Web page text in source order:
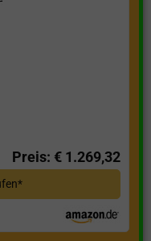
Preis: € 1.269,32